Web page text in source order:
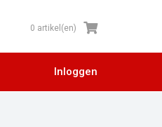
0 artikel(en)
Inloggen